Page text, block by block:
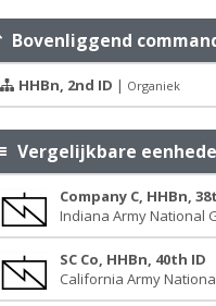
Bovenliggend
HHBn, 2nd ID | Organiek
Vergelijkbare
Company C, HHBn,
Indiana Army National
SC Co, HHBn, 40th ID
California Army